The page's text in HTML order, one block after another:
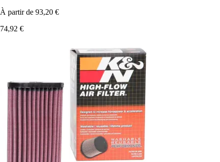
À partir de 93,20 €
74,92 €